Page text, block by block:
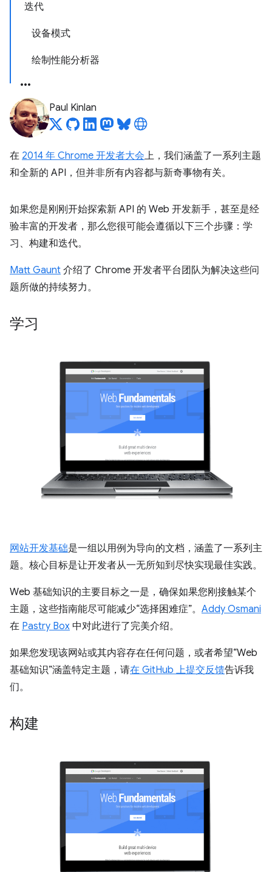
迭代
设备模式
绘制性能分析器
Paul Kinlan
在 2014 年 Chrome 开发者大会上，我们涵盖了一系列主题
和全新的 API，但并非所有内容都与新奇事物有关。
如果您是刚刚开始探索新 API 的 Web 开发新手，甚至是经
验丰富的开发者，那么您很可能会遵循以下三个步骤：学
习、构建和迭代。
Matt Gaunt 介绍了 Chrome 开发者平台团队为解决这些问
题所做的持续努力。
学习
网站开发基础是一组以用例为导向的文档，涵盖了一系列主
题。核心目标是让开发者从一无所知到尽快实现最佳实践。
Web 基础知识的主要目标之一是，确保如果您刚接触某个
主题，这些指南能尽可能减少“选择困难症”。 Addy Osmani
在 Pastry Box 中对此进行了完美介绍。
如果您发现该网站或其内容存在任何问题，或者希望“Web
基础知识”涵盖特定主题，请在 GitHub 上提交反馈告诉我
们。
构建